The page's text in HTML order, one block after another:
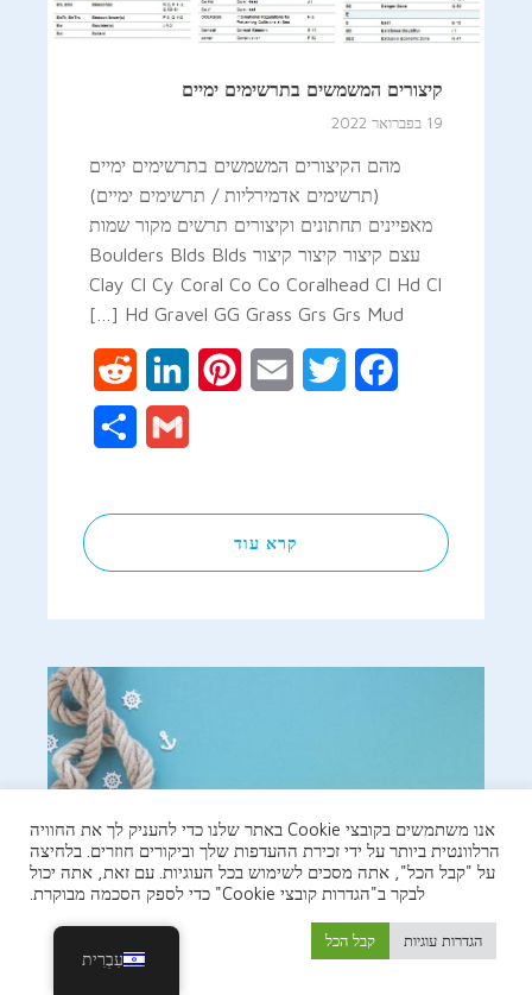
קיצורים המשמשים בתרשימים ימיים
19 בפברואר 2022
מהם הקיצורים המשמשים בתרשימים ימיים
(תרשימים אדמירליות / תרשימים ימיים)
מאפיינים תחתונים וקיצורים תרשים מקור שמות
עצם קיצור קיצור קיצור Boulders Blds Blds
Clay Cl Cy Coral Co Co Coralhead Cl Hd Cl
Hd Gravel GG Grass Grs Grs Mud […]
Facebook
Twitter
Email
Pinterest
LinkedIn
Gmail
קרא עוד
אנו משתמשים בקובצי Cookie באתר שלנו כדי להעניק לך את החוויה
הרלוונטית ביותר על ידי זכירת ההעדפות שלך וביקורים חוזרים. בלחיצה
על "קבל הכל", אתה מסכים לשימוש בכל העוגיות. עם זאת, אתה יכול
לבקר ב"הגדרות קובצי Cookie" כדי לספק הסכמה מבוקרת.
הגדרות עוגיות קבל הכל
עִבְרִית